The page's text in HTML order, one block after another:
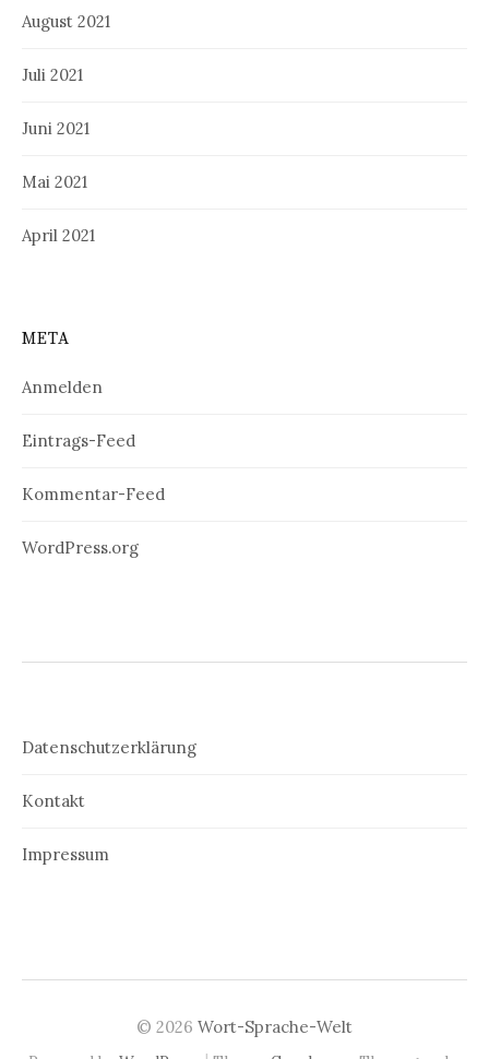
August 2021
Juli 2021
Juni 2021
Mai 2021
April 2021
META
Anmelden
Eintrags-Feed
Kommentar-Feed
WordPress.org
Datenschutzerklärung
Kontakt
Impressum
© 2026 Wort-Sprache-Welt